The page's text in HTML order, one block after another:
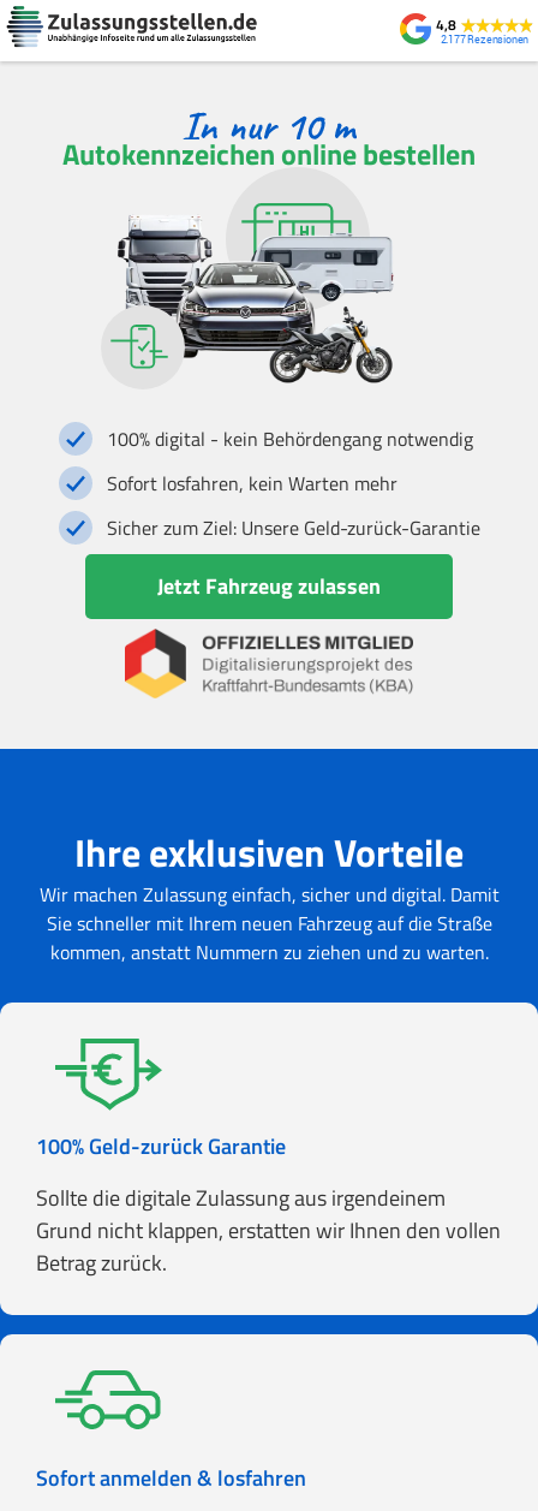
4,8
2.177
Autokennzeichen online bestellen
100% digital - kein Behördengang notwendig
Sofort losfahren, kein Warten mehr
Sicher zum Ziel: Unsere Geld-zurück-Garantie
Jetzt Fahrzeug zulassen
Ihre exklusiven Vorteile
Wir machen Zulassung einfach, sicher und digital. Damit
Sie schneller mit Ihrem neuen Fahrzeug auf die Straße
kommen, anstatt Nummern zu ziehen und zu warten.
100% Geld-zurück Garantie
Sollte die digitale Zulassung aus irgendeinem
Grund nicht klappen, erstatten wir Ihnen den vollen
Betrag zurück.
Sofort anmelden & losfahren